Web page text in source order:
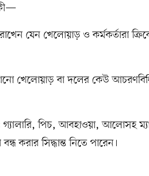
যেন খেলোয়াড় ও কর্মকর্তারা
খেলোয়াড় বা দলের কেউ
গ্যালারি, পিচ, আবহাওয়া, আলোসহ
করার সিদ্ধান্ত নিতে পারেন।